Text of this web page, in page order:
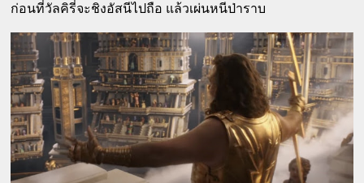
ก่อนที่วัลคิรี่จะชิงอัสนีไปถือ แล้วเผ่นหนีป่าราบ